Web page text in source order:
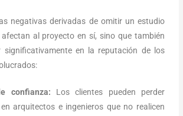
negativas derivadas de omitir un estudio
al proyecto en sí, sino que también
significativamente en la reputación de los
confianza: Los clientes pueden perder
arquitectos e ingenieros que no realicen